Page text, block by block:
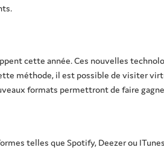
cette année. Ces nouvelles
méthode, il est possible de visiter
formats permettront de faire
telles que Spotify, Deezer ou